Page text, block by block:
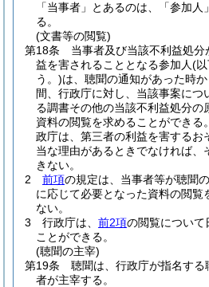
「当事者」とあるのは、「参加
る。
(文書等の閲覧)
第18条
当事者及び当該不利益処分
益を害されることとなる参加人(
う。)は、聴聞の通知があった時
間、行政庁に対し、当該事案につ
る調書その他の当該不利益処分の
資料の閲覧を求めることができる。
政庁は、第三者の利益を害するお
当な理由があるときでなければ、
きない。
2
前項の規定は、当事者等が聴聞
に応じて必要となった資料の閲覧
ない。
3
行政庁は、 前2項の閲覧について
ことができる。
(聴聞の主宰)
第19条
聴聞は、行政庁が指名す
者が主宰する。